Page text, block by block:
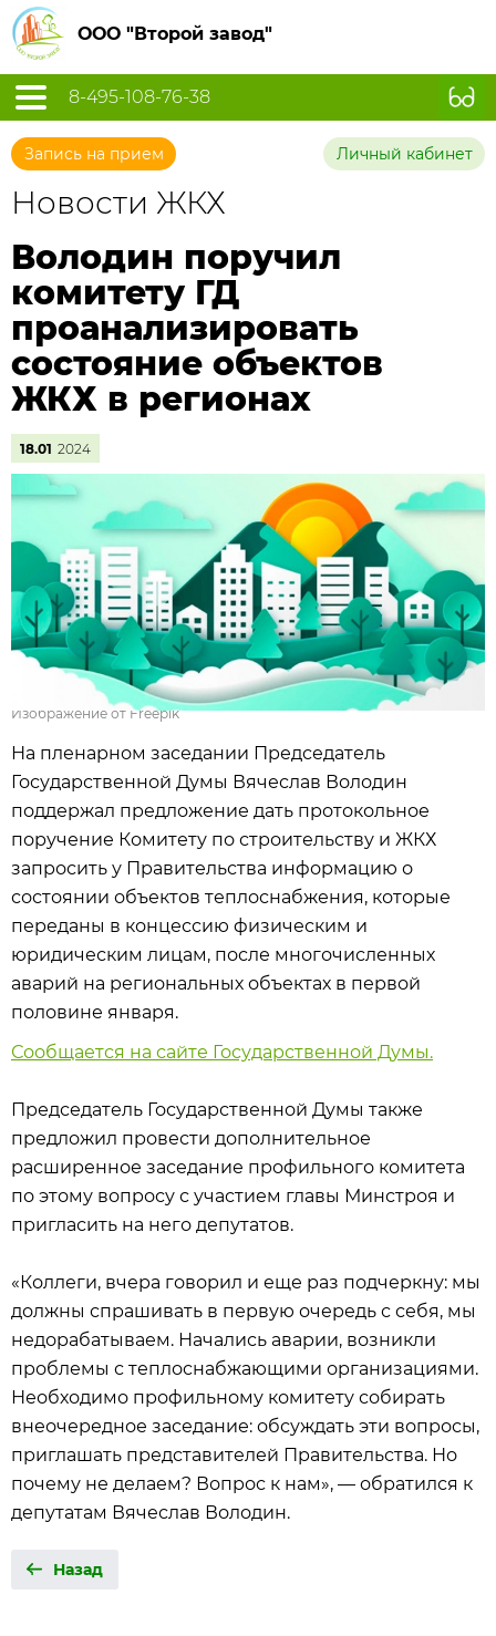
ООО "Второй завод"
8-495-108-76-38
Запись на прием Личный кабинет
Новости ЖКХ
Володин поручил
комитету ГД
проанализировать
состояние объектов
ЖКХ в регионах
18.01 2024
Изображение от Freepik
На пленарном заседании Председатель
Государственной Думы Вячеслав Володин
поддержал предложение дать протокольное
поручение Комитету по строительству и ЖКХ
запросить у Правительства информацию о
состоянии объектов теплоснабжения, которые
переданы в концессию физическим и
юридическим лицам, после многочисленных
аварий на региональных объектах в первой
половине января.
Сообщается на сайте Государственной Думы.
Председатель Государственной Думы также
предложил провести дополнительное
расширенное заседание профильного комитета
по этому вопросу с участием главы Минстроя и
пригласить на него депутатов.
«Коллеги, вчера говорил и еще раз подчеркну: мы
должны спрашивать в первую очередь с себя, мы
недорабатываем. Начались аварии, возникли
проблемы с теплоснабжающими организациями.
Необходимо профильному комитету собирать
внеочередное заседание: обсуждать эти вопросы,
приглашать представителей Правительства. Но
почему не делаем? Вопрос к нам», — обратился к
депутатам Вячеслав Володин.
Назад